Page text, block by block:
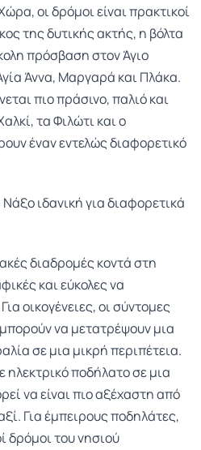
οι δρόμοι είναι πρακτικοί
της δυτικής ακτής, η βόλτα
πρόσβαση στον Άγιο
Άννα, Μαργαρά και Πλάκα.
πιο πράσινο, παλιό και
τα Φιλώτι και ο
έναν εντελώς διαφορετικό
ιδανική για διαφορετικά
διαδρομές κοντά στη
και εύκολες να
οικογένειες, οι σύντομες
να μετατρέψουν μια
σε μια μικρή περιπέτεια.
ηλεκτρικό ποδήλατο σε μια
να είναι πιο αξέχαστη από
Για έμπειρους ποδηλάτες,
δρόμοι του νησιού